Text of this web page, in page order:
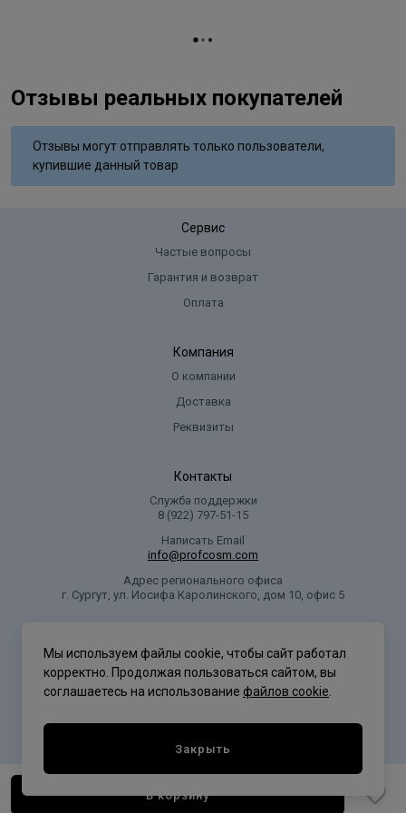
В корзину
Отзывы реальных покупателей
Отзывы могут отправлять только пользователи,
купившие данный товар
Сервис
Частые вопросы
Гарантия и возврат
Оплата
Компания
О компании
Доставка
Реквизиты
Контакты
Служба поддержки
8 (922) 797‑51-15
Написать Email
info@profcosm.com
Адрес регионального офиса
г. Сургут, ул. Иосифа Каролинского, дом 10, офис 5
Мы используем файлы cookie, чтобы сайт работал
корректно. Продолжая пользоваться сайтом, вы
соглашаетесь на использование файлов cookie
Закрыть